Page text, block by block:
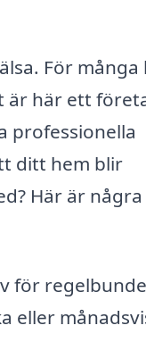
För många
är här ett
professionella
ditt hem blir
Här är några
för
eller